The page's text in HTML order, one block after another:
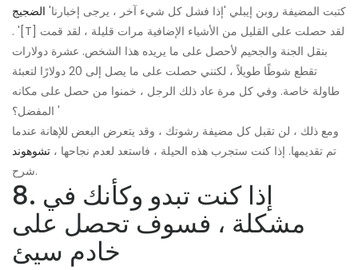
كتبت المضيفة روبن إيبلي 'إذا فشل كل شيء آخر ، يرجى إخبارنا' الضجيج
. '[T] لقد حصلت على القليل من الأشياء الإضافية مرات قليلة ، لقد قمت
بنقل الجنة والجحيم لأحصل على ما يريده هذا الشخص. عشرة دولارات
تقطع شوطًا طويلاً ، لكنني حصلت على ما يصل إلى 20 دولارًا لتعبئة
طاولة خاصة. وفي كل مرة عاد ذلك الرجل ، خمنوا من حصل على مكانه
المفضل؟ '
ومع ذلك ، لن تقبل كل مضيفة رشوتك ، وقد يتعرض البعض للإهانة عندما
تم تقديمها. إذا كنت ستجرب هذه الحيلة ، فاستعد لعدم نجاحها ، تشوهوند
شرح.
8. إذا كنت تبدو وكأنك في
مشكلة ، فسوف تحصل على
خادم سيئ